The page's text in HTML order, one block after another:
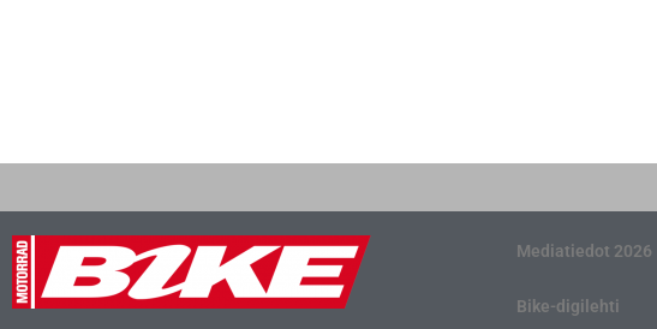
Mediatiedot 2026
Bike-digilehti